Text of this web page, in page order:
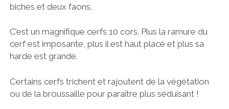
biches et deux faons.
C’est un magnifique cerfs 10 cors. Plus la ramure du
cerf est imposante, plus il est haut placé et plus sa
harde est grande.
Certains cerfs trichent et rajoutent de la végétation
ou de la broussaille pour paraître plus séduisant !